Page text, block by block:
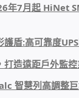
對講機
年7月起 HiNet
護盾:高可靠度
打造遠距戶外監
智慧列高調整